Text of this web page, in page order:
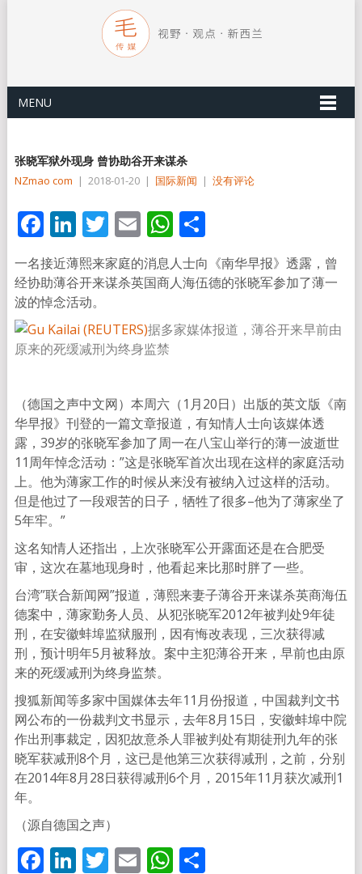
MENU
张晓军狱外现身 曾协助谷开来谋杀
NZmao com | 2018-01-20 | 国际新闻 | 没有评论
Facebook
LinkedIn
Twitter
EmailWhatsApp
分
享
一名接近薄熙来家庭的消息人士向《南华早报》透露，曾
经协助薄谷开来谋杀英国商人海伍德的张晓军参加了薄一
波的悼念活动。
据多家媒体报道，薄谷开来早前由
原来的死缓减刑为终身监禁
（德国之声中文网）本周六（1月20日）出版的英文版《南
华早报》刊登的一篇文章报道，有知情人士向该媒体透
露，39岁的张晓军参加了周一在八宝山举行的薄一波逝世
11周年悼念活动：”这是张晓军首次出现在这样的家庭活动
上。他为薄家工作的时候从来没有被纳入过这样的活动。
但是他过了一段艰苦的日子，牺牲了很多–他为了薄家坐了
5年牢。”
这名知情人还指出，上次张晓军公开露面还是在合肥受
审，这次在墓地现身时，他看起来比那时胖了一些。
台湾”联合新闻网”报道，薄熙来妻子薄谷开来谋杀英商海伍
德案中，薄家勤务人员、从犯张晓军2012年被判处9年徒
刑，在安徽蚌埠监狱服刑，因有悔改表现，三次获得减
刑，预计明年5月被释放。案中主犯薄谷开来，早前也由原
来的死缓减刑为终身监禁。
搜狐新闻等多家中国媒体去年11月份报道，中国裁判文书
网公布的一份裁判文书显示，去年8月15日，安徽蚌埠中院
作出刑事裁定，因犯故意杀人罪被判处有期徒刑九年的张
晓军获减刑8个月，这已是他第三次获得减刑，之前，分别
在2014年8月28日获得减刑6个月，2015年11月获次减刑1
年。
（源自德国之声）
Facebook
LinkedIn
Twitter
EmailWhatsApp
分